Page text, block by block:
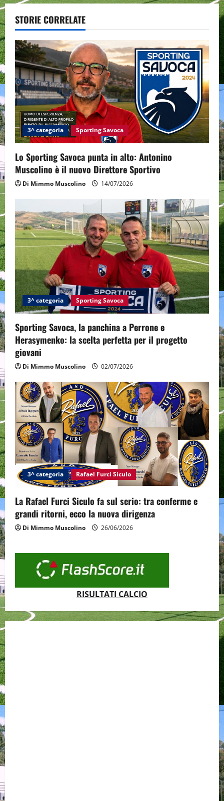
a
v
i
g
a
t
i
o
n
STORIE CORRELATE
3^ categoria Sporting Savoca
Lo Sporting Savoca punta in alto: Antonino
Muscolino è il nuovo Direttore Sportivo
Di Mimmo Muscolino 14/07/2026
3^ categoria Sporting Savoca
Sporting Savoca, la panchina a Perrone e
Herasymenko: la scelta perfetta per il progetto
giovani
Di Mimmo Muscolino 02/07/2026
3^ categoria Rafael Furci Siculo
La Rafael Furci Siculo fa sul serio: tra conferme e
grandi ritorni, ecco la nuova dirigenza
Di Mimmo Muscolino 26/06/2026
RISULTATI CALCIO